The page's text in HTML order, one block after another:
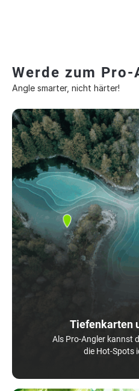
Werde zum Pro-
Angle smarter, nicht härter!
Tiefenkarten
Als Pro-Angler kannst
die Hot-Spots